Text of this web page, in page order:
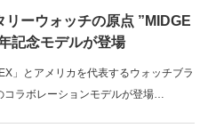
リーウォッチの原点 ”MIDGE
記念モデルが登場
」とアメリカを代表するウォッチブラ
コラボレーションモデルが登場…